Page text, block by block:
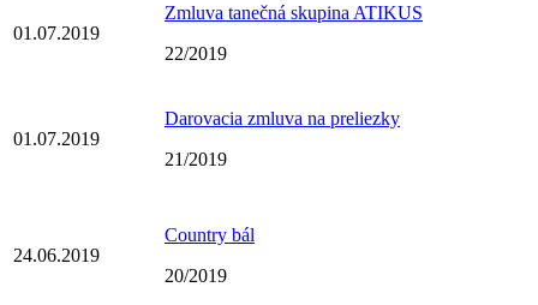
01.07.2019
Zmluva tanečná skupina ATIKUS
22/2019
01.07.2019
Darovacia zmluva na preliezky
21/2019
24.06.2019
Country bál
20/2019